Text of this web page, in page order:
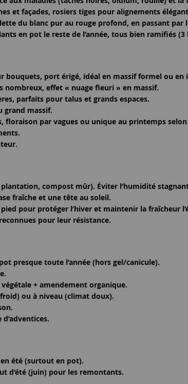
et façades, rosiers tiges pour alignements
du blanc pur au rouge profond, en passant par
en pot le reste de l’année, tous bien ramifiés (3
bouquets, port érigé, idéal en massif formel ou en
effet « nuage fleuri » en massif.
parfaits pour talus et grands espaces.
grand massif.
floraison par vagues ou unique au printemps
compost mûr). Éviter l’humidité
fraîche et une tête au soleil.
pour protéger l’hiver et maintenir la fraîcheur
pour leur résistance.
presque toute l’année (hors gel/canicule).
+ amendement organique.
ou à niveau (climat doux).
été (surtout en pot).
d’été (juin) pour les remontants.